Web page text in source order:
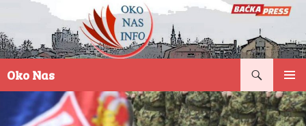
Oko Nas
NA
SADRŽAJ